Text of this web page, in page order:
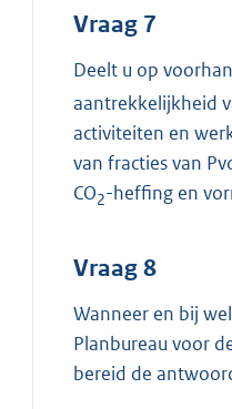
Vraag 7
Deelt u op
aantrekkelijkheid
activiteiten en
van fracties van
CO2-heffing en
Vraag 8
Wanneer en bij
Planbureau voor
bereid de